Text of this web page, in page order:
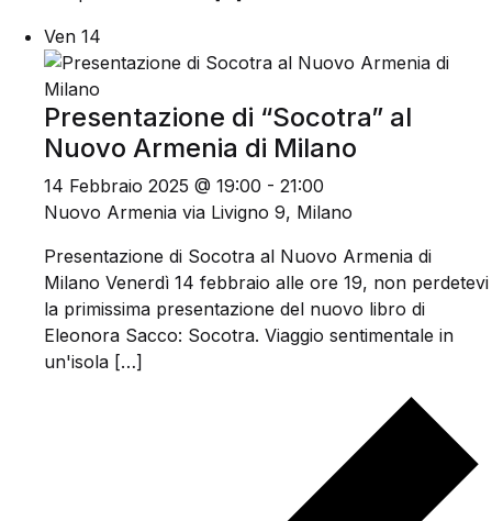
Ven 14
Presentazione di “Socotra” al
Nuovo Armenia di Milano
14 Febbraio 2025 @ 19:00 - 21:00
Nuovo Armenia via Livigno 9, Milano
Presentazione di Socotra al Nuovo Armenia di
Milano Venerdì 14 febbraio alle ore 19, non perdetevi
la primissima presentazione del nuovo libro di
Eleonora Sacco: Socotra. Viaggio sentimentale in
un'isola […]